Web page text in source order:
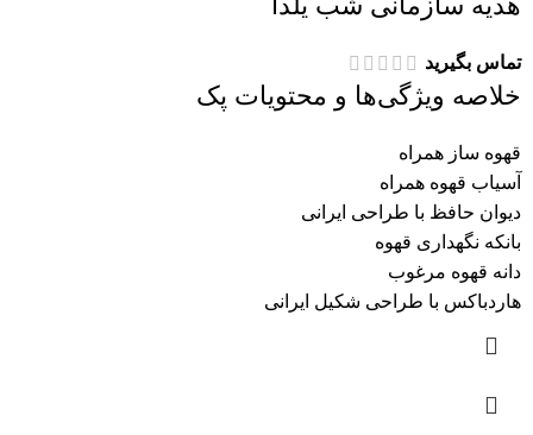
تماس بگیرید
خلاصه ویژگی‌ها و محتویات پک
قهوه ساز همراه
آسیاب قهوه همراه
دیوان حافظ با طراحی ایرانی
بانکه نگهداری قهوه
دانه قهوه مرغوب
هاردباکس با طراحی شکیل ایرانی